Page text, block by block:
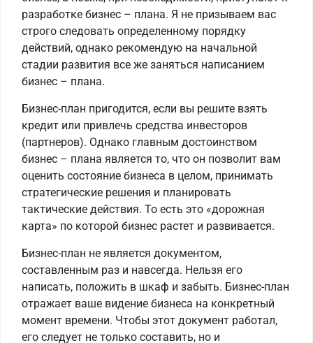
разработке бизнес – плана. Я не призываем вас
строго следовать определенному порядку
действий, однако рекомендую на начальной
стадии развития все же заняться написанием
бизнес – плана.
Бизнес-план пригодится, если вы решите взять
кредит или привлечь средства инвесторов
(партнеров). Однако главным достоинством
бизнес – плана является то, что он позволит вам
оценить состояние бизнеса в целом, принимать
стратегические решения и планировать
тактические действия. То есть это «дорожная
карта» по которой бизнес растет и развивается.
Бизнес-план не является документом,
составленным раз и навсегда. Нельзя его
написать, положить в шкаф и забыть. Бизнес-план
отражает ваше видение бизнеса на конкретный
момент времени. Чтобы этот документ работал,
его следует не только составить, но и